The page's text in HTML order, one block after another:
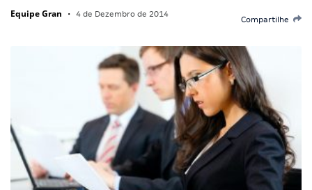
Equipe Gran • 4 de Dezembro de 2014
Compartilhe